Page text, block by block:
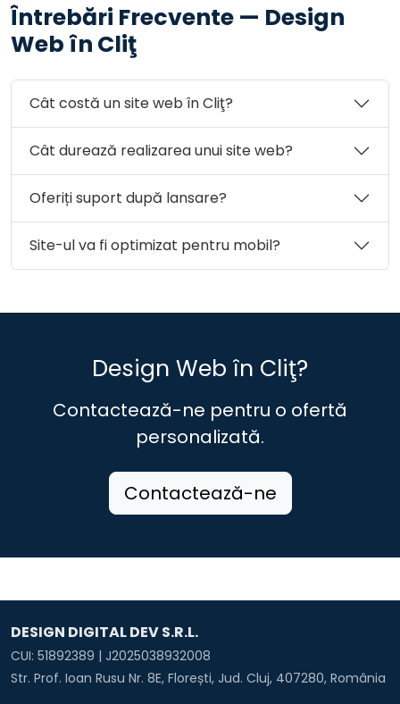
Întrebări Frecvente — Design
Web în Cliţ
Cât costă un site web în Cliţ?
Cât durează realizarea unui site web?
Oferiți suport după lansare?
Site-ul va fi optimizat pentru mobil?
Design Web în Cliţ?
Contactează-ne pentru o ofertă
personalizată.
Contactează-ne
DESIGN DIGITAL DEV S.R.L.
CUI: 51892389 | J2025038932008
Str. Prof. Ioan Rusu Nr. 8E, Florești, Jud. Cluj, 407280, România